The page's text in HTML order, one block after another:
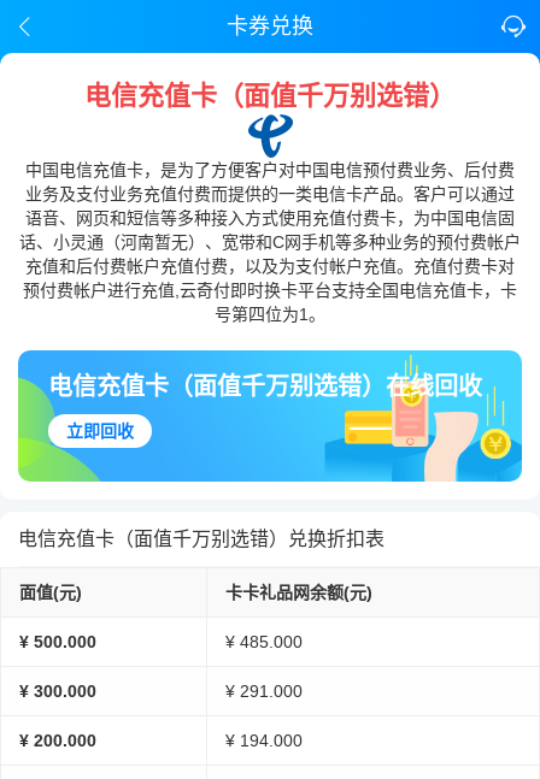
卡券兑换
电信充值卡（面值千万别选错）
中国电信充值卡，是为了方便客户对中国电信预付费业务、后付费
业务及支付业务充值付费而提供的一类电信卡产品。客户可以通过
语音、网页和短信等多种接入方式使用充值付费卡，为中国电信固
话、小灵通（河南暂无）、宽带和C网手机等多种业务的预付费帐户
充值和后付费帐户充值付费，以及为支付帐户充值。充值付费卡对
预付费帐户进行充值,云奇付即时换卡平台支持全国电信充值卡，卡
号第四位为1。
电信充值卡（面值千万别选错）在线回收
立即回收
电信充值卡（面值千万别选错）兑换折扣表
面值(元) 卡卡礼品网余额(元)
¥ 500.000 ¥ 485.000
¥ 300.000 ¥ 291.000
¥ 200.000 ¥ 194.000